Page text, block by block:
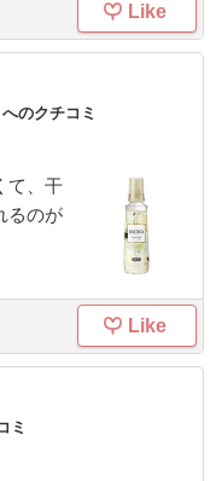
Like
へのクチコミ
て、干
るのが
Like
ミ